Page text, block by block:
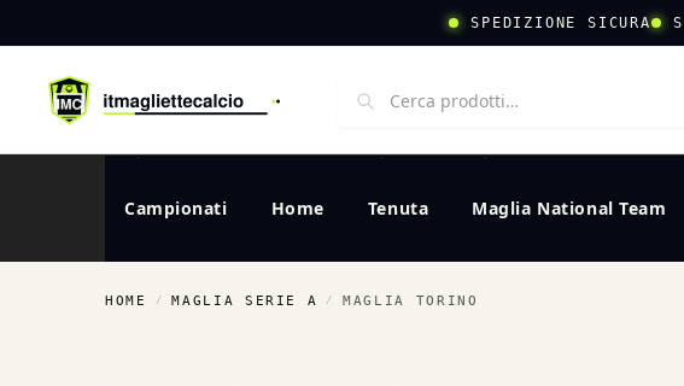
SPEDIZIONE SICURA
Campionati Home Tenuta Maglia National Team
HOME / MAGLIA SERIE A / MAGLIA TORINO